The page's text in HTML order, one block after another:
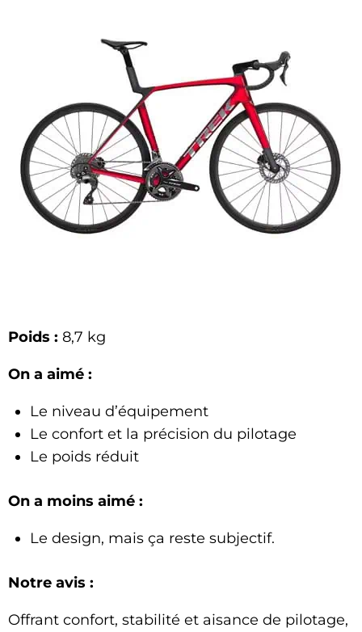
Poids : 8,7 kg
On a aimé :
Le niveau d’équipement
Le confort et la précision du pilotage
Le poids réduit
On a moins aimé :
Le design, mais ça reste subjectif.
Notre avis :
Offrant confort, stabilité et aisance de pilotage,